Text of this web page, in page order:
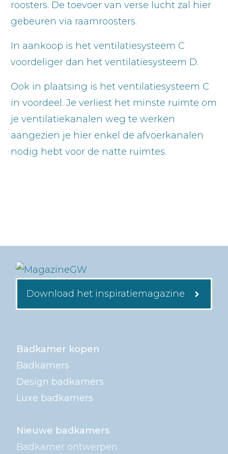
roosters. De toevoer van verse lucht zal hier
gebeuren via raamroosters.
In aankoop is het ventilatiesysteem C
voordeliger dan het ventilatiesysteem D.
Ook in plaatsing is het ventilatiesysteem C
in voordeel. Je verliest het minste ruimte om
je ventilatiekanalen weg te werken
aangezien je hier enkel de afvoerkanalen
nodig hebt voor de natte ruimtes.
Download het inspiratiemagazine
Badkamer kopen
Badkamers
Design badkamers
Luxe badkamers
Nieuwe badkamers
Badkamer ontwerpen